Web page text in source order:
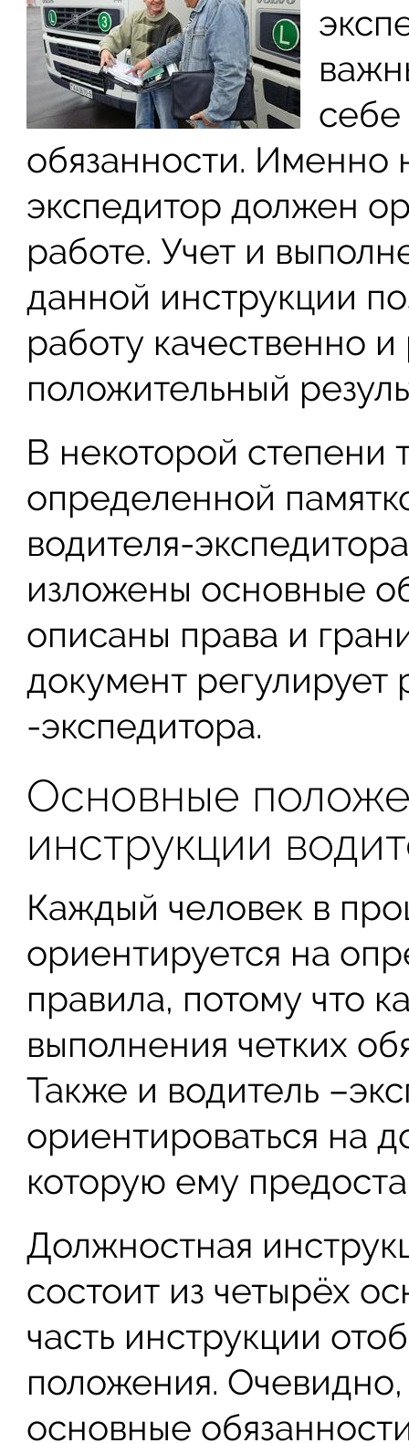
обязанности. Именно
экспедитор должен
работе. Учет и
данной инструкции
работу качественно и
положительный
В некоторой степени
определенной
водителя-
изложены основные
описаны права и
документ регулирует
-экспедитора.
Основные
инструкции
Каждый человек в
ориентируется на
правила, потому что
выполнения четких
Также и водитель
ориентироваться на
которую ему
Должностная
состоит из четырёх
часть инструкции
положения. Очевидно,
основные